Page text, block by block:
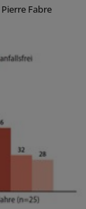
Pierre Fabre